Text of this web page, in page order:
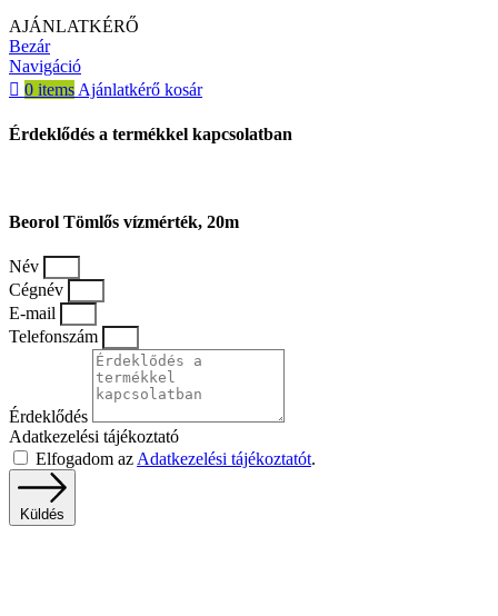
AJÁNLATKÉRŐ
Bezár
Navigáció
0 items Ajánlatkérő kosár
Érdeklődés a termékkel kapcsolatban
Beorol Tömlős vízmérték, 20m
Név
Cégnév
E-mail
Telefonszám
Érdeklődés
Adatkezelési tájékoztató
Elfogadom az Adatkezelési tájékoztatót.
Küldés